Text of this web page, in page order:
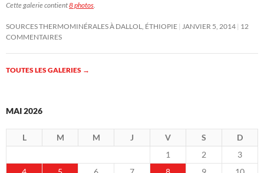
Cette galerie contient8 photos.
SOURCES THERMOMINÉRALES À DALLOL, ÉTHIOPIE JANVIER 5, 2014 12
COMMENTAIRES
TOUTES LES GALERIES →
MAI 2026
L M M J V S
D
1
2
3